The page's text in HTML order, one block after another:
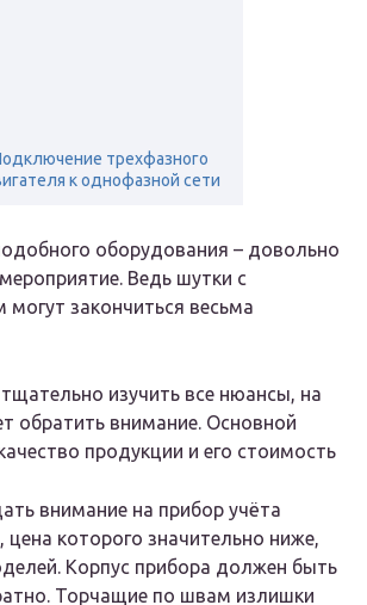
трехфазного
к однофазной сети
оборудования – довольно
Ведь шутки с
могут закончиться весьма
изучить все нюансы, на
обратить внимание. Основной
продукции и его стоимость
внимание на прибор учёта
цена которого значительно ниже,
Корпус прибора должен быть
Торчащие по швам излишки